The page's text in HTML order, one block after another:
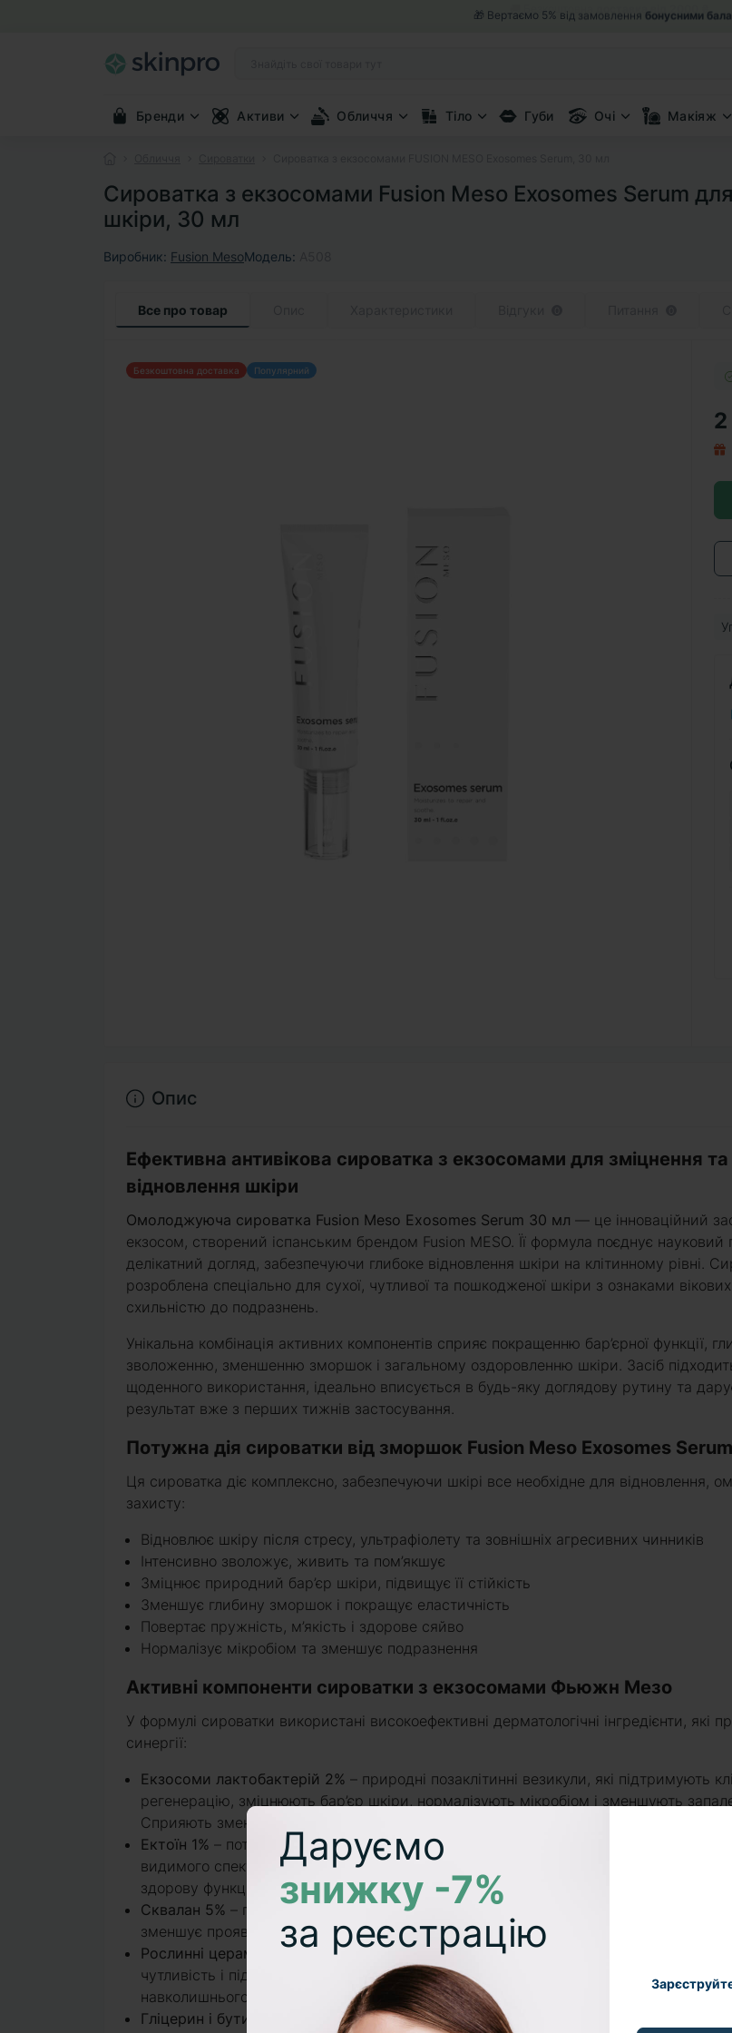
Даруємо
знижку -7%
за реєстрацію
🎁 Вертаємо 5% від замовлення бонусними
Бренди Активи Обличчя Тіло Губи Очі Макіяж
Сироватка з екзосомами Fusion Meso Exosomes Serum для
шкіри, 30 мл
Виробник: Fusion MesoМодель:
Все про товар
Безкоштовна доставка Популярний
Опис
Ефективна антивікова сироватка з екзосомами для зміцнення та
відновлення шкіри
Омолоджуюча сироватка Fusion Meso Exosomes Serum 30 мл — це інноваційний
екзосом, створений іспанським брендом Fusion MESO. Її формула поєднує науковий
делікатний догляд, забезпечуючи глибоке відновлення шкіри на клітинному рівні.
розроблена спеціально для сухої, чутливої та пошкодженої шкіри з ознаками вікових
схильністю до подразнень.
Унікальна комбінація активних компонентів сприяє покращенню бар’єрної функції,
зволоженню, зменшенню зморшок і загальному оздоровленню шкіри. Засіб
щоденного використання, ідеально вписується в будь-яку доглядову рутину та
результат вже з перших тижнів застосування.
Потужна дія сироватки від зморшок Fusion Meso Exosomes Serum
Ця сироватка діє комплексно, забезпечуючи шкірі все необхідне для відновлення,
захисту:
Відновлює шкіру після стресу, ультрафіолету та зовнішніх агресивних чинників
Інтенсивно зволожує, живить та пом’якшує
Зміцнює природний бар’єр шкіри, підвищує її стійкість
Зменшує глибину зморшок і покращує еластичність
Повертає пружність, м’якість і здорове сяйво
Нормалізує мікробіом та зменшує подразнення
Активні компоненти сироватки з екзосомами Фьюжн Мезо
У формулі сироватки використані високоефективні дерматологічні інгредієнти, які
синергії:
Екзосоми лактобактерій 2% – природні позаклітинні везикули, які підтримують
регенерацію, зміцнюють бар’єр шкіри, нормалізують мікробіом і зменшують
Сприяють зменшенню зморшок, освітленню та вирівнюванню тону обличчя.
Ектоїн 1% – потужний екстремоліт, який захищає клітини від стресу, УФ-променів і
видимого спектра. Сприяє відновленню, зміцнює імунітет шкіри, знижує чутливість
здорову функціональність.
Сквалан 5% – природний ліпід, що пом’якшує шкіру, утримує вологу, сприяє
зменшує прояви сухості й подразнень. Має легкий антиоксидантний і
Рослинні цераміди 1%
– компонент з рисових висівок, який сприяє утриманню
чутливість і підтримує оптимальний pH шкіри. Захищає від впливу негативних
навколишнього середовища.
Гліцерин і бутиленгліколь
– класичні зволожувачі, які ефективно зволожують